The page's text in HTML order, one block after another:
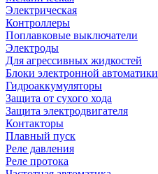
Электрическая
Контроллеры
Поплавковые выключатели
Электроды
Для агрессивных жидкостей
Блоки электронной автоматики
Гидроаккумуляторы
Защита от сухого хода
Защита электродвигателя
Контакторы
Плавный пуск
Реле давления
Реле протока